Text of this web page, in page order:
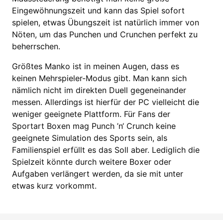
Eingewöhnungszeit und kann das Spiel sofort
spielen, etwas Übungszeit ist natürlich immer von
Nöten, um das Punchen und Crunchen perfekt zu
beherrschen.
Größtes Manko ist in meinen Augen, dass es
keinen Mehrspieler-Modus gibt. Man kann sich
nämlich nicht im direkten Duell gegeneinander
messen. Allerdings ist hierfür der PC vielleicht die
weniger geeignete Plattform. Für Fans der
Sportart Boxen mag Punch ’n‘ Crunch keine
geeignete Simulation des Sports sein, als
Familienspiel erfüllt es das Soll aber. Lediglich die
Spielzeit könnte durch weitere Boxer oder
Aufgaben verlängert werden, da sie mit unter
etwas kurz vorkommt.